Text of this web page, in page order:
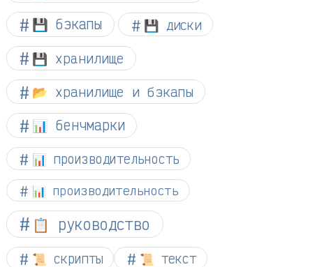
💾 бэкапы 💾 диски
💾 хранилище
📂 хранилище и бэкапы
📊 бенчмарки
📊 производительность
📊 производительность
📋 руководство
📜 скрипты 📜 текст